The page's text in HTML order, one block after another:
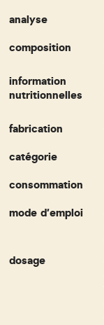
analyse
composition
information
nutritionnelles
fabrication
catégorie
consommation
mode d'emploi
dosage